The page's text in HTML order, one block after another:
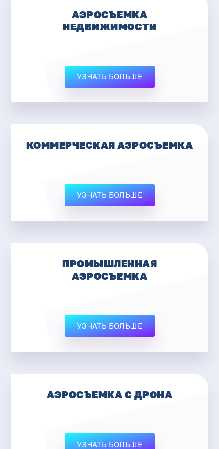
АЭРОСЪЕМКА
НЕДВИЖИМОСТИ
УЗНАТЬ БОЛЬШЕ
КОММЕРЧЕСКАЯ АЭРОСЪЕМКА
УЗНАТЬ БОЛЬШЕ
ПРОМЫШЛЕННАЯ
АЭРОСЪЕМКА
УЗНАТЬ БОЛЬШЕ
АЭРОСЪЕМКА С ДРОНА
УЗНАТЬ БОЛЬШЕ